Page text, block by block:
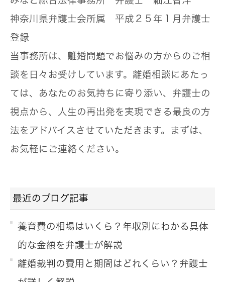
神奈川県弁護士会所属 平成２５年１月弁護士
登録
当事務所は、離婚問題でお悩みの方からのご相
談を日々お受けしています。離婚相談にあたっ
ては、あなたのお気持ちに寄り添い、弁護士の
視点から、人生の再出発を実現できる最良の方
法をアドバイスさせていただきます。まずは、
お気軽にご連絡ください。
最近のブログ記事
養育費の相場はいくら？年収別にわかる具体
的な金額を弁護士が解説
離婚裁判の費用と期間はどれくらい？弁護士